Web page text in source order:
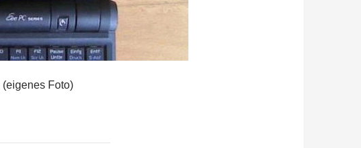
Foto)